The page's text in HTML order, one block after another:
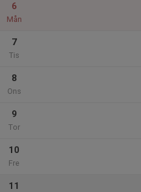
6
Mån
7
Tis
8
Ons
9
Tor
10
Fre
11